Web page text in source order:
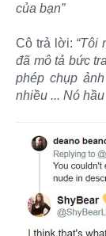
của bạn”
Cô trả lời: “Tôi
đã mô tả bức
phép chụp
nhiều ... Nó